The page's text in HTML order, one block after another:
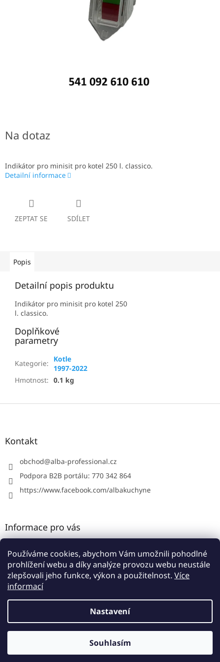
Používáme cookies, abychom Vám umožnili pohodlné
prohlížení webu a díky analýze provozu webu neustále
zlepšovali jeho funkce, výkon a použitelnost. Více
informací
Nastavení
Souhlasím
Na dotaz
Indikátor pro minisit pro kotel 250 l. classico.
Detailní informace
ZEPTAT SE SDÍLET
Popis
Detailní popis produktu
Indikátor pro minisit pro kotel 250
l. classico.
Doplňkové
parametry
Kategorie:
Kotle
1997-2022
Hmotnost: 0.1 kg
Z
Kontakt
obchod@alba-professional.cz
Podpora B2B portálu: 770 342 864
https://www.facebook.com/albakuchyne
Informace pro vás
Obchodní podmínky
Podmínky ochrany osobních údajů
Vytvořil Shoptet
Alba B2B portál. Všechna práva vyhrazena.